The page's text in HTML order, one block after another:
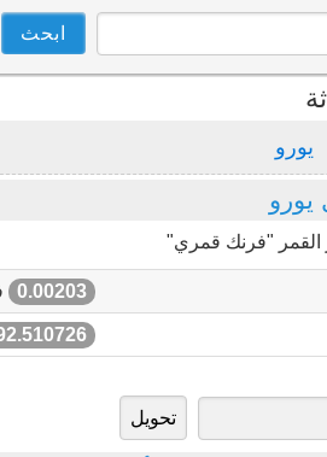
يورو
القمر "فرنك قمري"
0.00203